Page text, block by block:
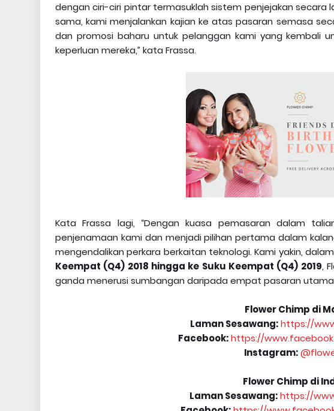
dengan ciri-ciri pintar termasuklah sistem penjejakan secara
sama, kami menjalankan kajian ke atas pasaran semasa
dan promosi baharu untuk pelanggan kami yang kembali
keperluan mereka,” kata Frassa.
Kata Frassa lagi, “Dengan kuasa pemasaran dalam
penjenamaan kami dan menjadi pilihan pertama dalam
mengendalikan perkara berkaitan teknologi. Kami yakin,
Keempat (Q4) 2018 hingga ke Suku Keempat (Q4) 2019,
ganda menerusi sumbangan daripada empat pasaran utama
Flower Chimp di
Laman Sesawang: https://
Facebook:https://
Instagram:
Flower Chimp di
Laman Sesawang:https://